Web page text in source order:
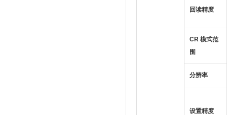
回读精度
CR 模式范
围
分辨率
设置精度